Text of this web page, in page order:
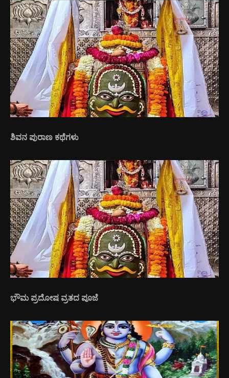
ಶಿವನ ಪುರಾಣ ಕಥೆಗಳು
ಭೌಮ ಪ್ರದೋಷ ವ್ರತದ ಪೂಜೆ